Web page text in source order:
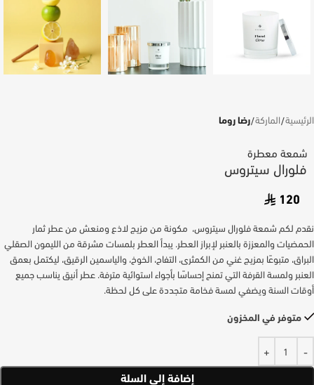
الرئيسية الماركة رضا روما
شمعة معطرة
فلورال سيتروس
120
نقدم لكم شمعة فلورال سيتروس، مكونة من مزيج لاذع ومنعش من عطر ثمار
الحمضيات والمعززة بالعنبر لإبراز العطر. يبدأ العطر بلمسات مشرقة من الليمون الصقلي
البراق، متبوعًا بمزيج غني من الكمثرى، التفاح، الخوخ، والياسمين الرقيق، ليكتمل بعمق
العنبر ولمسة القرفة التي تمنح إحساسًا بأجواء استوائية مترفة. عطر أنيق يناسب جميع
أوقات السنة ويضفي لمسة فخامة متجددة على كل لحظة.
متوفر في المخزون
إضافة إلى السلة